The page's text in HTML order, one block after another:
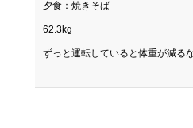
夕食：焼きそば
62.3kg
ずっと運転していると体重が減る